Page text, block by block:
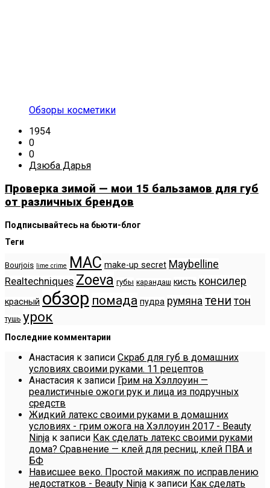
Обзоры косметики
1954
0
0
Дзюба Дарья
Проверка зимой — мои 15 бальзамов для губ
от различных брендов
Подписывайтесь на бьюти-блог
Теги
Bourjois lime crime MAC make-up secret Maybelline
Realtechniques Zoeva губы карандаш кисть консилер
красный обзор помада пудра румяна тени тон
тушь урок
Последние комментарии
Анастасия к записи Скраб для губ в домашних
условиях своими руками. 11 рецептов
Анастасия к записи Грим на Хэллоуин —
реалистичные ожоги рук и лица из подручных
средств
Жидкий латекс своими руками в домашних
условиях - грим ожога на Хэллоуин 2017 - Beauty
Ninja к записи Как сделать латекс своими руками
дома? Сравнение — клей для ресниц, клей ПВА и
БФ
Нависшее веко. Простой макияж по исправлению
недостатков - Beauty Ninja к записи Как сделать